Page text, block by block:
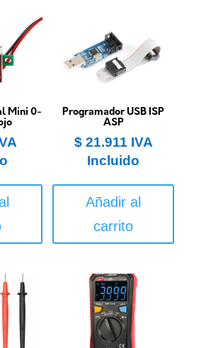
Mini 0-
Programador USB ISP
ASP
$21.911 IVA
Incluido
Añadir al
carrito